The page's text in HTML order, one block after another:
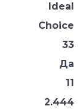
Ideal
Choice
33
Да
11
2.444